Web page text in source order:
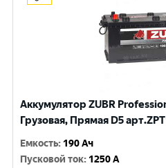
Аккумулятор ZUBR
Грузовая, Прямая D5
Емкость: 190 Ач
Пусковой ток: 1250 A